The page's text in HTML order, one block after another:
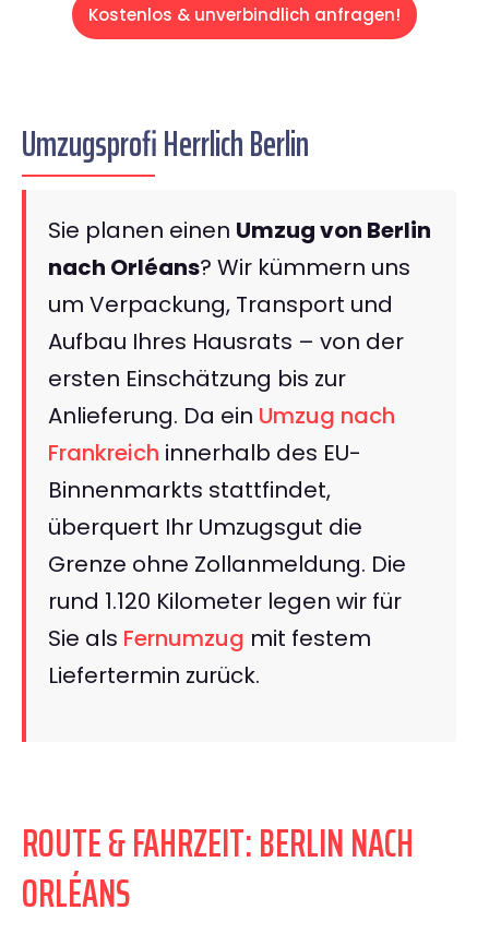
Kostenlos & unverbindlich anfragen!
Umzugsprofi Herrlich Berlin
Sie planen einen Umzug von Berlin
nach Orléans? Wir kümmern uns
um Verpackung, Transport und
Aufbau Ihres Hausrats – von der
ersten Einschätzung bis zur
Anlieferung. Da ein Umzug nach
Frankreich innerhalb des EU-
Binnenmarkts stattfindet,
überquert Ihr Umzugsgut die
Grenze ohne Zollanmeldung. Die
rund 1.120 Kilometer legen wir für
Sie als Fernumzug mit festem
Liefertermin zurück.
ROUTE & FAHRZEIT: BERLIN NACH
ORLÉANS